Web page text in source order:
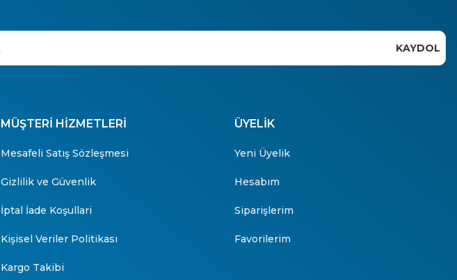
KAYDOL
MÜŞTERİ HİZMETLERİ
Mesafeli Satış Sözleşmesi
Gizlilik ve Güvenlik
İptal İade Koşullari
Kişisel Veriler Politikası
Kargo Takibi
ÜYELİK
Yeni Üyelik
Hesabım
Siparişlerim
Favorilerim